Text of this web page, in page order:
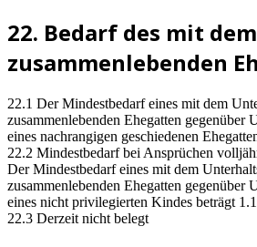
22. Bedarf des mit
zusammenlebenden
22.1 Der Mindestbedarf eines mit dem
zusammenlebenden Ehegatten gegenüber
eines nachrangigen geschiedenen
22.2 Mindestbedarf bei Ansprüchen
Der Mindestbedarf eines mit dem
zusammenlebenden Ehegatten gegenüber
eines nicht privilegierten Kindes beträgt
22.3 Derzeit nicht belegt